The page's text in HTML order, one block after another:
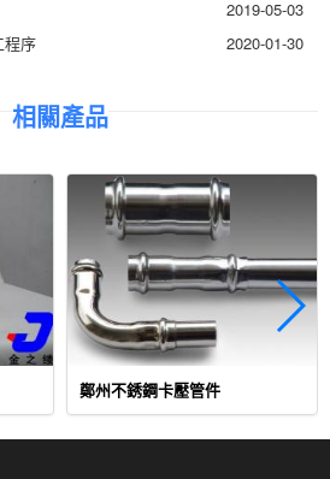
2019-05-03
程序
2020-01-30
相關產品
鄭州不銹鋼卡壓管件